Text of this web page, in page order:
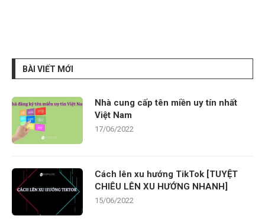
BÀI VIẾT MỚI
Nhà cung cấp tên miền uy tín nhất
Việt Nam
17/06/2022
Cách lên xu hướng TikTok [TUYỆT
CHIÊU LÊN XU HƯỚNG NHANH]
15/06/2022